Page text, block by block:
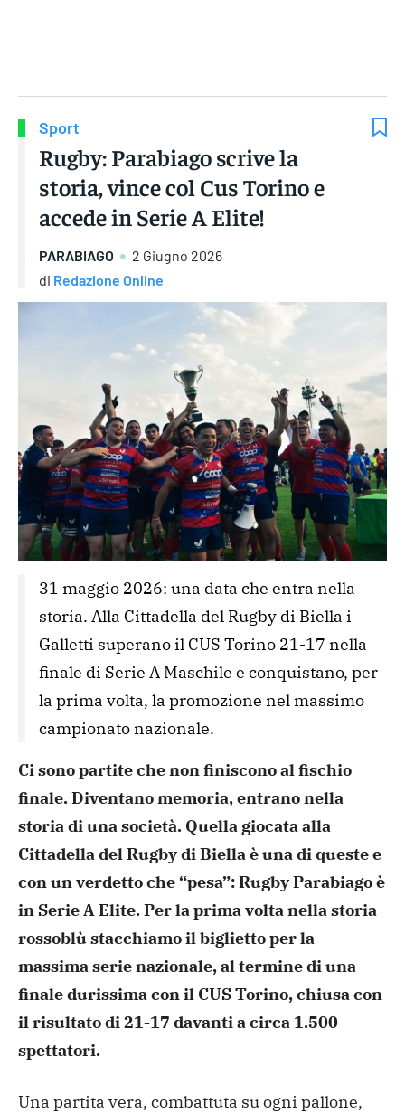
Sport
Rugby: Parabiago scrive la
storia, vince col Cus Torino e
accede in Serie A Elite!
PARABIAGO
2 Giugno 2026
di Redazione Online
31 maggio 2026: una data che entra nella
storia. Alla Cittadella del Rugby di Biella i
Galletti superano il CUS Torino 21-17 nella
finale di Serie A Maschile e conquistano, per
la prima volta, la promozione nel massimo
Ci sono partite che non finiscono al fischio
finale. Diventano memoria, entrano nella
storia di una società. Quella giocata alla
Cittadella del Rugby di Biella è una di queste e
con un verdetto che “pesa”: Rugby Parabiago è
in Serie A Elite.Per la prima volta nella storia
rossoblù stacchiamo il biglietto per la
massima serie nazionale, al termine di una
finale durissima con il CUS Torino, chiusa con
il risultato di 21-17 davanti a circa 1.500
spettatori.
Una partita vera, combattuta su ogni pallone,